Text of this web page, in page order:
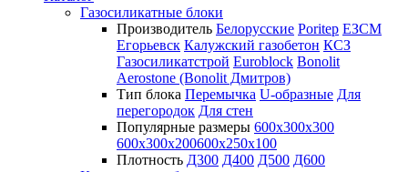
Газосиликатные блоки
Производитель Белорусские Poritep ЕЗСМ
Егорьевск Калужский газобетон КСЗ
Газосиликатстрой Euroblock Bonolit
Aerostone (Bonolit Дмитров)
Тип блока Перемычка U-образные Для
перегородок Для стен
Популярные размеры 600х300х300
600х300х200600х250х100
Плотность Д300 Д400 Д500 Д600